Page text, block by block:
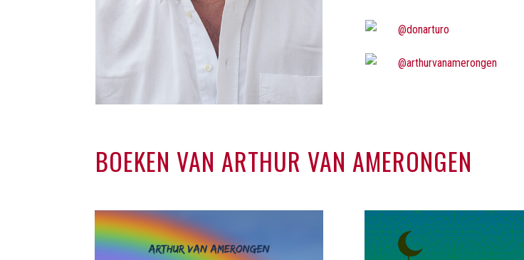
@donarturo
@arthurvanamerongen
BOEKEN VAN ARTHUR VAN AMERONGEN